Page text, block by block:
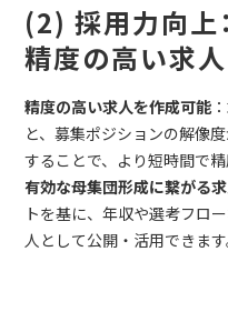
(2) 採用力向上
精度の高い求
精度の高い求人を作成可能
と、募集ポジションの解像
することで、より短時間で
有効な母集団形成に繋がる
トを基に、年収や選考フロ
人として公開・活用できます